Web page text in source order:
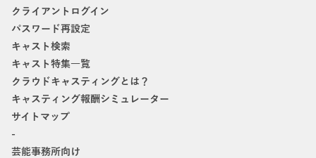
クライアントログイン
パスワード再設定
キャスト検索
キャスト特集一覧
クラウドキャスティングとは？
キャスティング報酬シミュレーター
サイトマップ
-
芸能事務所向け